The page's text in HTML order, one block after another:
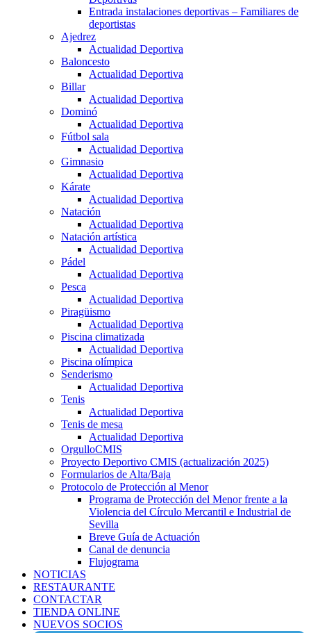
Entrada instalaciones deportivas – Familiares de
deportistas
Ajedrez
Actualidad Deportiva
Baloncesto
Actualidad Deportiva
Billar
Actualidad Deportiva
Dominó
Actualidad Deportiva
Fútbol sala
Actualidad Deportiva
Gimnasio
Actualidad Deportiva
Kárate
Actualidad Deportiva
Natación
Actualidad Deportiva
Natación artística
Actualidad Deportiva
Pádel
Actualidad Deportiva
Pesca
Actualidad Deportiva
Piragüismo
Actualidad Deportiva
Piscina climatizada
Actualidad Deportiva
Piscina olímpica
Senderismo
Actualidad Deportiva
Tenis
Actualidad Deportiva
Tenis de mesa
Actualidad Deportiva
OrgulloCMIS
Proyecto Deportivo CMIS (actualización 2025)
Formularios de Alta/Baja
Protocolo de Protección al Menor
Programa de Protección del Menor frente a la
Violencia del Círculo Mercantil e Industrial de
Sevilla
Breve Guía de Actuación
Canal de denuncia
Flujograma
NOTICIAS
RESTAURANTE
CONTACTAR
TIENDA ONLINE
NUEVOS SOCIOS